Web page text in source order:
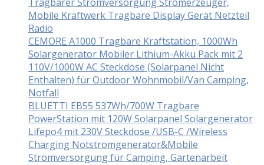
Tragbarer Stromversorgung Stromerzeuger,
Mobile Kraftwerk Tragbare Display Gerät Netzteil
Radio
CEMORE A1000 Tragbare Kraftstation, 1000Wh
Solargenerator Mobiler Lithium-Akku Pack mit 2
110V/1000W AC Steckdose (Solarpanel Nicht
Enthalten) für Outdoor Wohnmobil/Van Camping,
Notfall
BLUETTI EB55 537Wh/700W Tragbare
PowerStation mit 120W Solarpanel Solargenerator
Lifepo4 mit 230V Steckdose /USB-C /Wireless
Charging Notstromgenerator&Mobile
Stromversorgung für Camping, Gartenarbeit